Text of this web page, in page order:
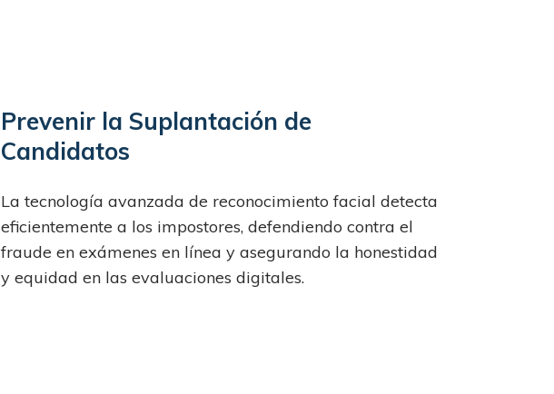
Prevenir la Suplantación de
Candidatos
La tecnología avanzada de reconocimiento facial detecta
eficientemente a los impostores, defendiendo contra el
fraude en exámenes en línea y asegurando la honestidad
y equidad en las evaluaciones digitales.